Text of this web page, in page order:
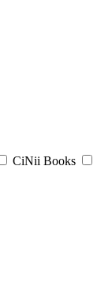
CiNii Books